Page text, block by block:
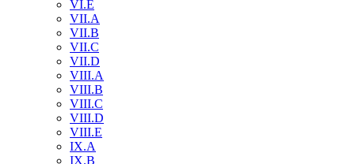
VI.E
VII.A
VII.B
VII.C
VII.D
VIII.A
VIII.B
VIII.C
VIII.D
VIII.E
IX.A
IX.B